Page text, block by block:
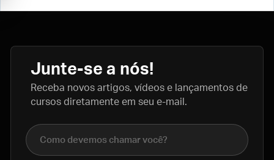
Junte-se a nós!
Receba novos artigos, vídeos e lançamentos de
cursos diretamente em seu e-mail.
Nome completo